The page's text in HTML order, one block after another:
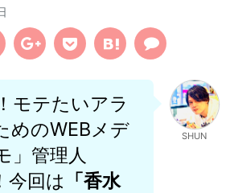
モテたいアラ
めのWEBメデ
」管理人
今回は 「香水
SHUN